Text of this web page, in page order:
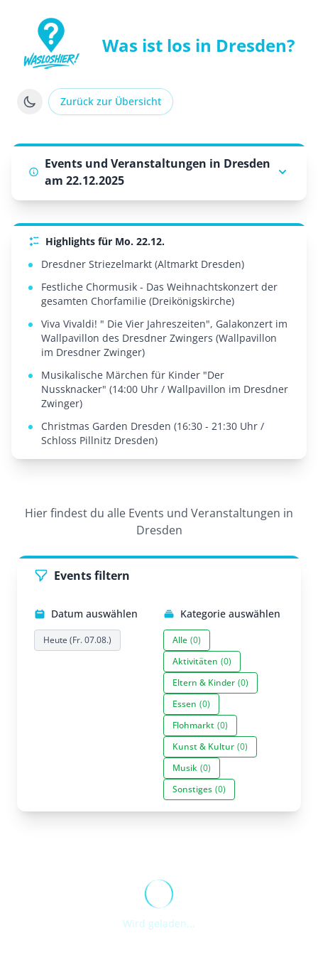
WasLosHier - Dein Portal für Events und
Was ist los in Dresden?
Zurück zur Übersicht
Events und Veranstaltungen in Dresden
am 22.12.2025
Highlights für Mo. 22.12.
Dresdner Striezelmarkt (Altmarkt Dresden)
Festliche Chormusik - Das Weihnachtskonzert der
gesamten Chorfamilie (Dreikönigskirche)
Viva Vivaldi! " Die Vier Jahreszeiten", Galakonzert im
Wallpavillon des Dresdner Zwingers (Wallpavillon
im Dresdner Zwinger)
Musikalische Märchen für Kinder "Der
Nussknacker" (14:00 Uhr / Wallpavillon im Dresdner
Zwinger)
Christmas Garden Dresden (16:30 - 21:30 Uhr /
Schloss Pillnitz Dresden)
Hier findest du alle Events und Veranstaltungen in
Dresden
Events filtern
Datum auswählen
Heute (Fr. 07.08.)
Kategorie auswählen
Alle (0)
Aktivitäten (0)
Eltern & Kinder (0)
Essen (0)
Flohmarkt (0)
Kunst & Kultur (0)
Musik (0)
Sonstiges (0)
Wird geladen...